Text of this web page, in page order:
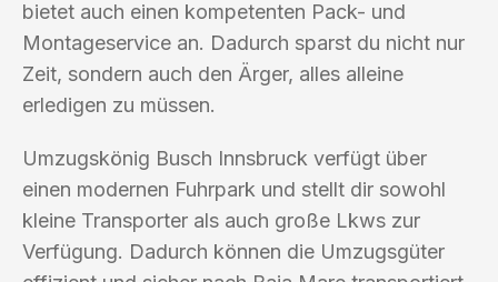
bietet auch einen kompetenten Pack- und
Montageservice an. Dadurch sparst du nicht nur
Zeit, sondern auch den Ärger, alles alleine
erledigen zu müssen.
Umzugskönig Busch Innsbruck verfügt über
einen modernen Fuhrpark und stellt dir sowohl
kleine Transporter als auch große Lkws zur
Verfügung. Dadurch können die Umzugsgüter